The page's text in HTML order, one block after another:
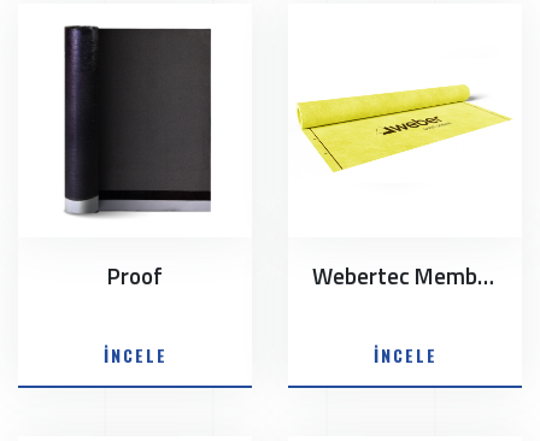
Proof
İNCELE
Webertec Membrane
İNCELE